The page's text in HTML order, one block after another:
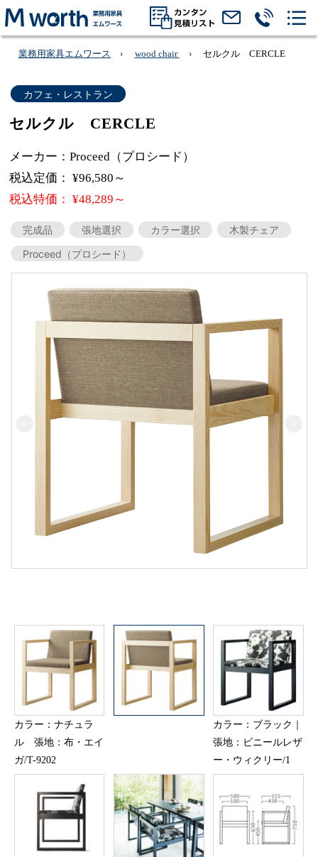
業務用家具エムワース wood chair セルクル CERCLE
カフェ・レストラン
セルクル CERCLE
メーカー：Proceed（プロシード）
税込定価： ¥96,580～
税込特価： ¥48,289～
完成品 張地選択 カラー選択
木製チェア
Proceed（プロシード）
カラー：ナチュラ
ル 張地：布・エイ
ガ/T-9202
カラー：ブラック｜
張地：ビニールレザ
ー・ウィクリー/1